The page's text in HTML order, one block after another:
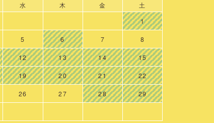
水 木 金
土
1
5 6 7 8
12 13 14 15
19 20 21 22
26 27 28 29